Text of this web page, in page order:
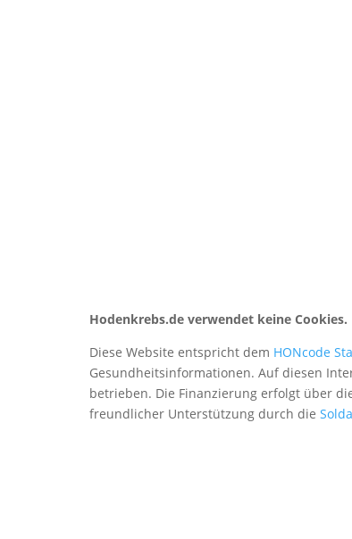
Hodenkrebs.de verwendet keine Cookies.
Diese Website entspricht dem HONcode
Gesundheitsinformationen. Auf diesen
betrieben. Die Finanzierung erfolgt über
freundlicher Unterstützung durch die